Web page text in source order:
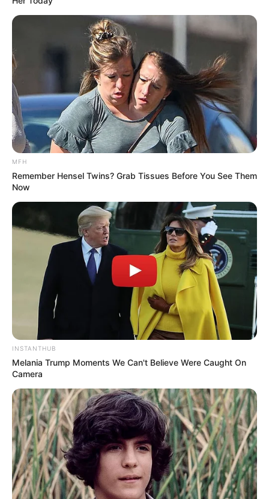
MFH
Remember Hensel Twins? Grab Tissues Before You See Them
Now
INSTANTHUB
Melania Trump Moments We Can't Believe Were Caught On
Camera